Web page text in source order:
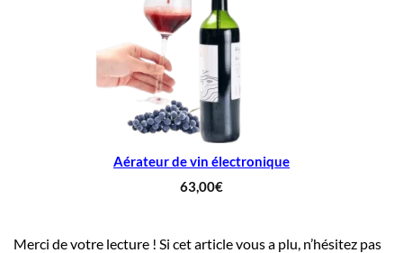
Aérateur de vin électronique
63,00€
Merci de votre lecture ! Si cet article vous a plu, n’hésitez pas